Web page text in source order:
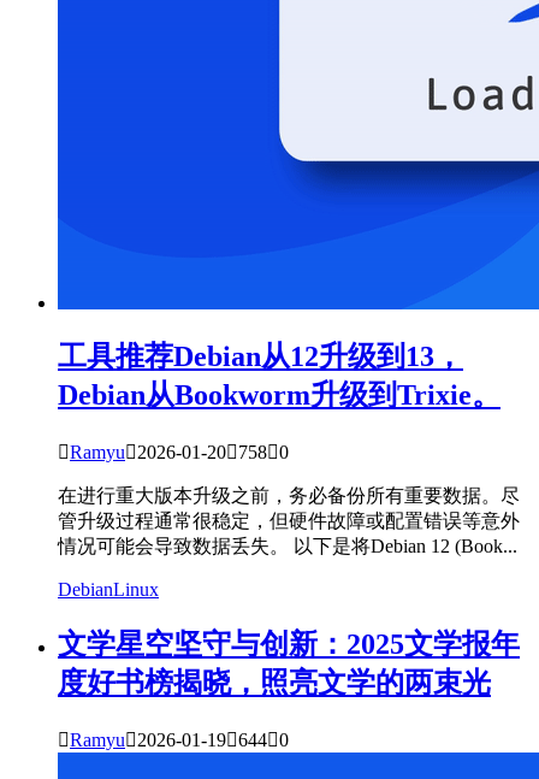
工具推荐Debian从12升级到13，
Debian从Bookworm升级到Trixie。
Ramyu2026-01-207580
在进行重大版本升级之前，务必备份所有重要数据。尽
管升级过程通常很稳定，但硬件故障或配置错误等意外
情况可能会导致数据丢失。 以下是将Debian 12 (Book...
DebianLinux
文学星空坚守与创新：2025文学报年
度好书榜揭晓，照亮文学的两束光
Ramyu2026-01-196440